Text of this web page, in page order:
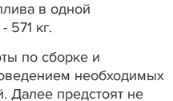
в одной
571 кг.
по сборке и
необходимых
Далее предстоят не